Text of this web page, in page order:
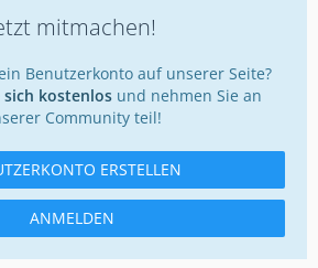
mitmachen!
Benutzerkonto auf unserer Seite?
sich kostenlosund nehmen Sie an
Community teil!
ERSTELLEN
ANMELDEN